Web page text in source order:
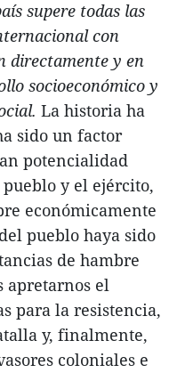
supere todas las
con
directamente y en
socioeconómico y
La historia ha
sido un factor
potencialidad
y el ejército,
económicamente
pueblo haya sido
de hambre
apretarnos el
para la resistencia,
y, finalmente,
coloniales e